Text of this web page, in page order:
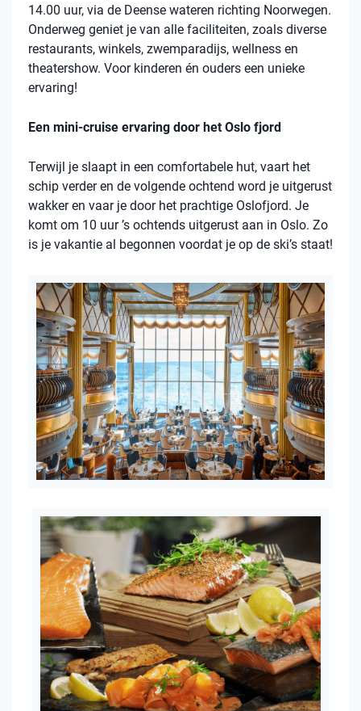
14.00 uur, via de Deense wateren richting Noorwegen.
Onderweg geniet je van alle faciliteiten, zoals diverse
restaurants, winkels, zwemparadijs, wellness en
theatershow. Voor kinderen én ouders een unieke
ervaring!
Een mini-cruise ervaring door het Oslo fjord
Terwijl je slaapt in een comfortabele hut, vaart het
schip verder en de volgende ochtend word je uitgerust
wakker en vaar je door het prachtige Oslofjord. Je
komt om 10 uur ’s ochtends uitgerust aan in Oslo. Zo
is je vakantie al begonnen voordat je op de ski’s staat!